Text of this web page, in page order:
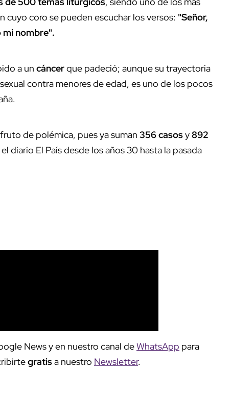
cuyo coro se pueden escuchar los versos: "Señor,
mi nombre".
a un cáncerque padeció; aunque su trayectoria
contra menores de edad, es uno de los pocos
de polémica, pues ya suman 356 casosy892
diario El País desde los años 30 hasta la pasada
News y en nuestro canal deWhatsApp para
gratisa nuestro Newsletter.